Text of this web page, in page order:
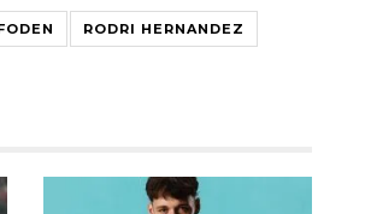
RODRI HERNANDEZ